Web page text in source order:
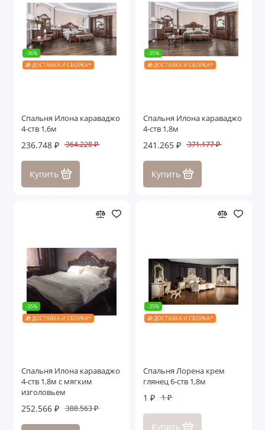
-36%
🎁 ДОСТАВКА И СБОРКА*
Спальня Илона караваджо
4-ств 1,6м
236.748 ₽ 364.228 ₽
Купить
-35%
🎁 ДОСТАВКА И СБОРКА*
Спальня Илона караваджо
4-ств 1,8м
241.265 ₽ 371.177 ₽
Купить
-35%
🎁 ДОСТАВКА И СБОРКА*
Спальня Илона караваджо
4-ств 1,8м с мягким
изголовьем
252.566 ₽ 388.563 ₽
-35%
🎁 ДОСТАВКА И СБОРКА*
Спальня Лорена крем
глянец 6-ств 1,8м
1 ₽ 1 ₽
Купить